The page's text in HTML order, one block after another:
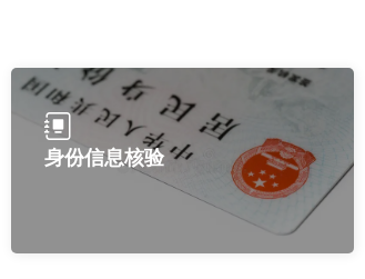
身份信息核验